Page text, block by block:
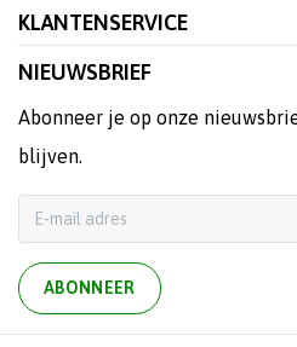
KLANTENSERVICE
NIEUWSBRIEF
Abonneer je op onze
blijven.
ABONNEER